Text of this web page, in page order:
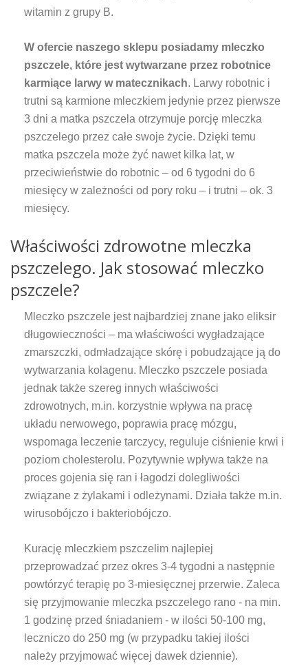
witamin z grupy B.
W ofercie naszego sklepu posiadamy mleczko
pszczele, które jest wytwarzane przez robotnice
karmiące larwy w matecznikach. Larwy robotnic i
trutni są karmione mleczkiem jedynie przez pierwsze
3 dni a matka pszczela otrzymuje porcję mleczka
pszczelego przez całe swoje życie. Dzięki temu
matka pszczela może żyć nawet kilka lat, w
przeciwieństwie do robotnic – od 6 tygodni do 6
miesięcy w zależności od pory roku – i trutni – ok. 3
miesięcy.
Właściwości zdrowotne mleczka
pszczelego. Jak stosować mleczko
pszczele?
Mleczko pszczele jest najbardziej znane jako eliksir
długowieczności – ma właściwości wygładzające
zmarszczki, odmładzające skórę i pobudzające ją do
wytwarzania kolagenu. Mleczko pszczele posiada
jednak także szereg innych właściwości
zdrowotnych, m.in. korzystnie wpływa na pracę
układu nerwowego, poprawia pracę mózgu,
wspomaga leczenie tarczycy, reguluje ciśnienie krwi i
poziom cholesterolu. Pozytywnie wpływa także na
proces gojenia się ran i łagodzi dolegliwości
związane z żylakami i odleżynami. Działa także m.in.
wirusobójczo i bakteriobójczo.
Kurację mleczkiem pszczelim najlepiej
przeprowadzać przez okres 3-4 tygodni a następnie
powtórzyć terapię po 3-miesięcznej przerwie. Zaleca
się przyjmowanie mleczka pszczelego rano - na min.
1 godzinę przed śniadaniem - w ilości 50-100 mg,
leczniczo do 250 mg (w przypadku takiej ilości
należy przyjmować więcej dawek dziennie).